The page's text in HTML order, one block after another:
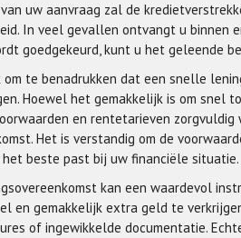
uw aanvraag zal de
In veel gevallen ontvangt u binnen
goedgekeurd, kunt u het geleende
te benadrukken dat een snelle
Hoewel het gemakkelijk is om snel
en rentetarieven
Het is verstandig om de
het beste past bij uw financiële situatie.
kan een waardevol
en gemakkelijk extra geld te
of ingewikkelde documentatie.